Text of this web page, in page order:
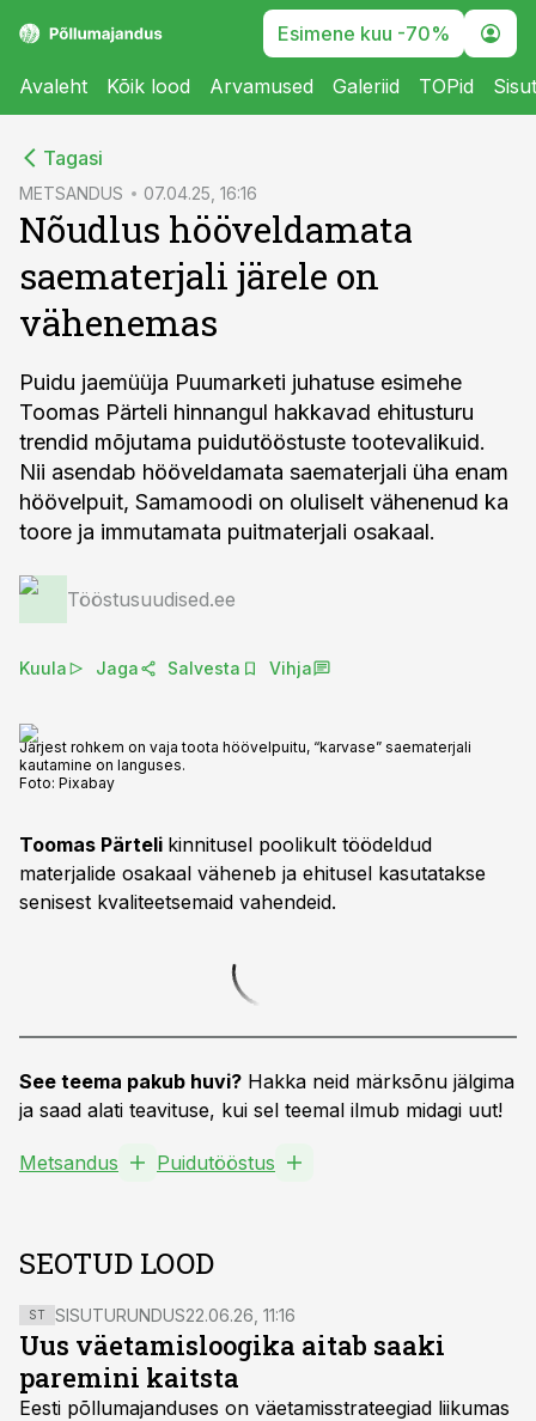
Esimene kuu -70%
Avaleht Kõik lood Arvamused Galeriid TOPid
Tagasi
METSANDUS 07.04.25, 16:16
Nõudlus hööveldamata
saematerjali järele on
vähenemas
Puidu jaemüüja Puumarketi juhatuse esimehe
Toomas Pärteli hinnangul hakkavad ehitusturu
trendid mõjutama puidutööstuste tootevalikuid.
Nii asendab hööveldamata saematerjali üha enam
höövelpuit, Samamoodi on oluliselt vähenenud ka
toore ja immutamata puitmaterjali osakaal.
Tööstusuudised.ee
Kuula Jaga Salvesta Vihja
Järjest rohkem on vaja toota höövelpuitu, “karvase” saematerjali
kautamine on languses.
Foto: Pixabay
Toomas Pärteli kinnitusel poolikult töödeldud
materjalide osakaal väheneb ja ehitusel kasutatakse
senisest kvaliteetsemaid vahendeid.
See teema pakub huvi? Hakka neid märksõnu jälgima
ja saad alati teavituse, kui sel teemal ilmub midagi uut!
Metsandus Puidutööstus
SEOTUD LOOD
ST SISUTURUNDUS22.06.26, 11:16
Uus väetamisloogika aitab saaki
paremini kaitsta
Eesti põllumajanduses on väetamisstrateegiad liikumas